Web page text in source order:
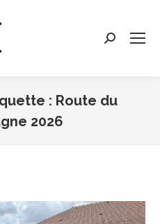
Search:
: Route du
2026